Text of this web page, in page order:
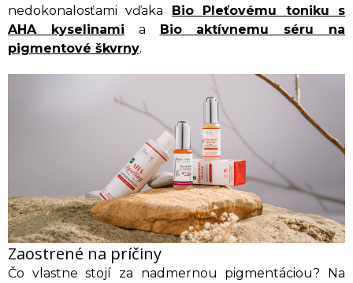
nedokonalosťami vďaka Bio Pleťovému toniku s
AHA kyselinami a Bio aktívnemu séru na
pigmentové škvrny.
Zaostrené na príčiny
Čo vlastne stojí za nadmernou pigmentáciou? Na